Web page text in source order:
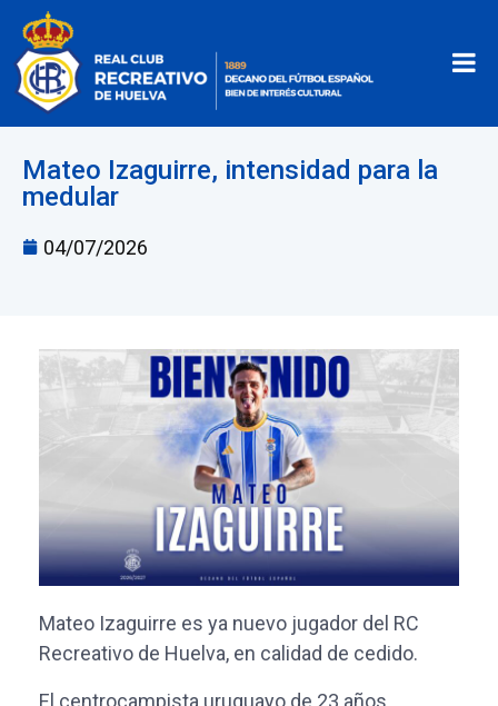
Mateo Izaguirre, intensidad para la
medular
04/07/2026
Mateo Izaguirre es ya nuevo jugador del RC
Recreativo de Huelva, en calidad de cedido.
El centrocampista uruguayo de 23 años